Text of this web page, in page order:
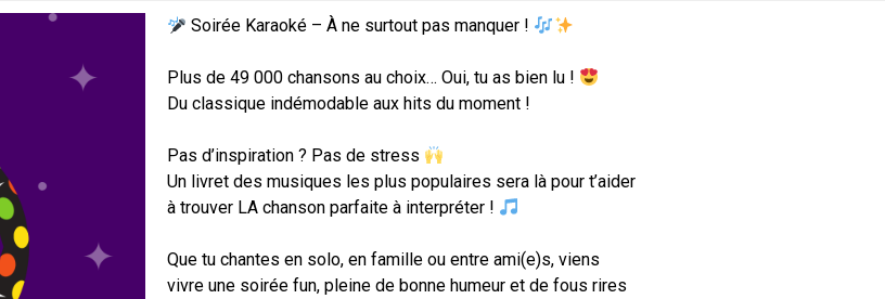
Soirée Karaoké – À ne surtout pas manquer !
Plus de 49 000 chansons au choix… Oui, tu as bien lu !
Du classique indémodable aux hits du moment !
Pas d’inspiration ? Pas de stress
Un livret des musiques les plus populaires sera là pour t’aider
à trouver LA chanson parfaite à interpréter !
Que tu chantes en solo, en famille ou entre ami(e)s, viens
vivre une soirée fun, pleine de bonne humeur et de fous rires